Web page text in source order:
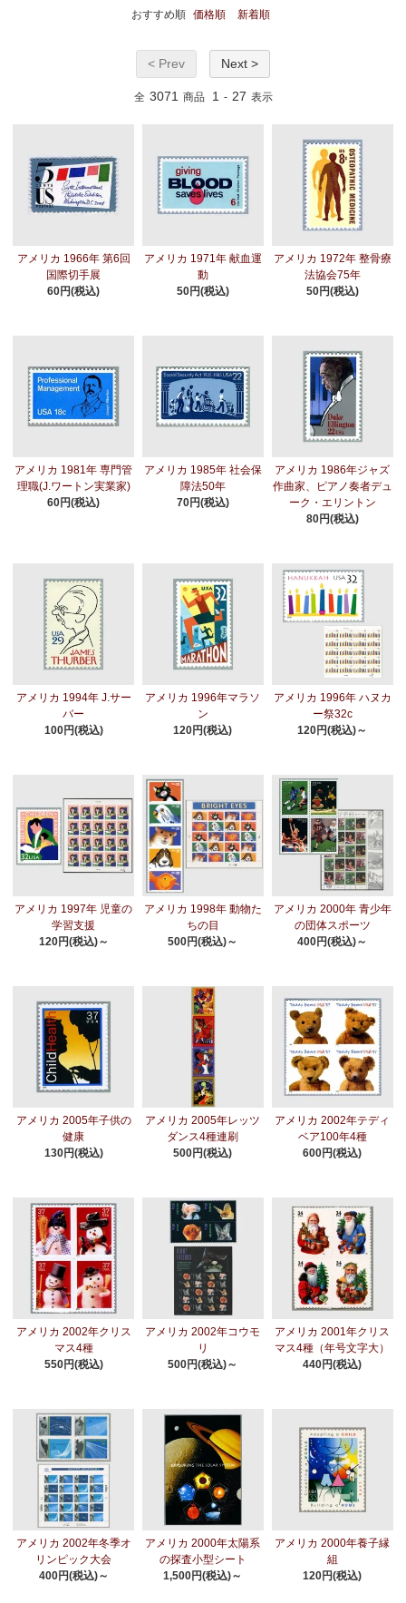
おすすめ順 価格順 新着順
< Prev Next >
全 3071 商品 1 - 27 表示
アメリカ 1966年 第6回
国際切手展
60円(税込)
アメリカ 1971年 献血運
動
50円(税込)
アメリカ 1972年 整骨療
法協会75年
50円(税込)
アメリカ 1981年 専門管
理職(J.ワートン実業家)
60円(税込)
アメリカ 1985年 社会保
障法50年
70円(税込)
アメリカ 1986年ジャズ
作曲家、ピアノ奏者デュ
ーク・エリントン
80円(税込)
アメリカ 1994年 J.サー
バー
100円(税込)
アメリカ 1996年マラソ
ン
120円(税込)
アメリカ 1996年 ハヌカ
ー祭32c
120円(税込)～
アメリカ 1997年 児童の
学習支援
120円(税込)～
アメリカ 1998年 動物た
ちの目
500円(税込)～
アメリカ 2000年 青少年
の団体スポーツ
400円(税込)～
アメリカ 2005年子供の
健康
130円(税込)
アメリカ 2005年レッツ
ダンス4種連刷
500円(税込)
アメリカ 2002年テディ
ベア100年4種
600円(税込)
アメリカ 2002年クリス
マス4種
550円(税込)
アメリカ 2002年コウモ
リ
500円(税込)～
アメリカ 2001年クリス
マス4種（年号文字大）
440円(税込)
アメリカ 2002年冬季オ
リンピック大会
400円(税込)～
アメリカ 2000年太陽系
の探査小型シート
1,500円(税込)～
アメリカ 2000年養子縁
組
120円(税込)